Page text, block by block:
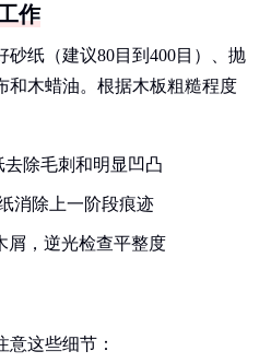
作
纸（建议80目到400目）、抛
和木蜡油。根据木板粗糙程度
去除毛刺和明显凹凸
消除上一阶段痕迹
屑，逆光检查平整度
这些细节：